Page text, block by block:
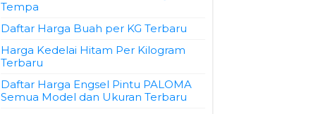
Tempa
Daftar Harga Buah per KG Terbaru
Harga Kedelai Hitam Per Kilogram
Terbaru
Daftar Harga Engsel Pintu PALOMA
Semua Model dan Ukuran Terbaru